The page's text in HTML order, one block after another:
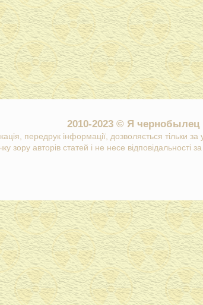
2010-2023 © Я чернобылец
передрук інформації, дозволяється тільки
зору авторів статей і не несе відповідальності за